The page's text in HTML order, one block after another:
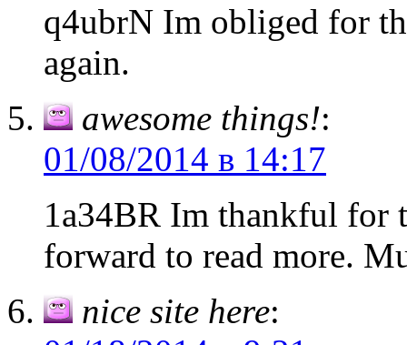
q4ubrN Im obliged for
again.
awesome things!:
01/08/2014 в 14:17
1a34BR Im thankful for
forward to read more.
nice site here: